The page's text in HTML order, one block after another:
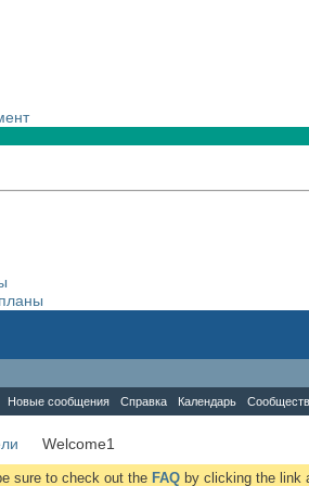
Новые сообщения Справка Календарь
Welcome1
sure to check out the FAQ by clicking the link